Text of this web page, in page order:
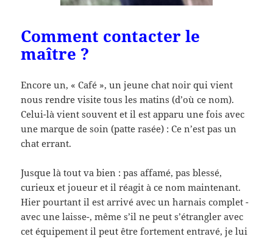
Comment contacter le
maître ?
Encore un, « Café », un jeune chat noir qui vient
nous rendre visite tous les matins (d’où ce nom).
Celui-là vient souvent et il est apparu une fois avec
une marque de soin (patte rasée) : Ce n’est pas un
chat errant.
Jusque là tout va bien : pas affamé, pas blessé,
curieux et joueur et il réagit à ce nom maintenant.
Hier pourtant il est arrivé avec un harnais complet -
avec une laisse-, même s’il ne peut s’étrangler avec
cet équipement il peut être fortement entravé, je lui